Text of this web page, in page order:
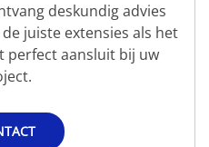
deskundig advies
juiste extensies als het
perfect aansluit bij uw